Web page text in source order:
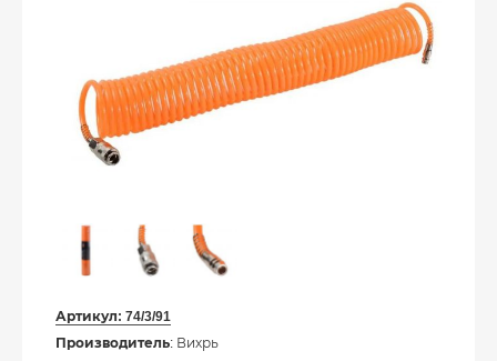
Артикул: 74/3/91
Производитель: Вихрь